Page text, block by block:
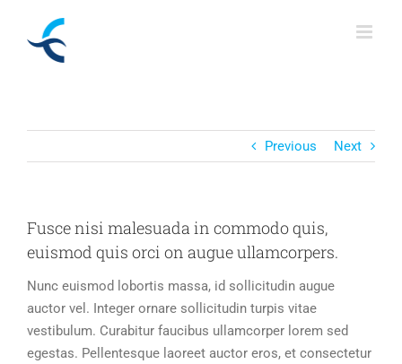
content
Previous Next
Fusce nisi malesuada in commodo quis,
euismod quis orci on augue ullamcorpers.
Nunc euismod lobortis massa, id sollicitudin augue
auctor vel. Integer ornare sollicitudin turpis vitae
vestibulum. Curabitur faucibus ullamcorper lorem sed
egestas. Pellentesque laoreet auctor eros, et consectetur